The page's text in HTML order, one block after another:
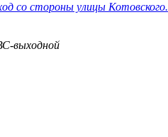
со стороны улицы Котовского.
выходной